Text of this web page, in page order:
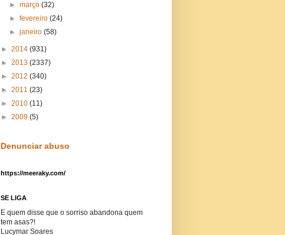
►março(32)
►fevereiro(24)
►janeiro(58)
► 2014 (931)
► 2013 (2337)
► 2012 (340)
► 2011 (23)
► 2010 (11)
► 2009 (5)
Denunciar abuso
https://meeraky.com/
SE LIGA
E quem disse que o sorriso abandona quem
tem asas?!
Lucymar Soares